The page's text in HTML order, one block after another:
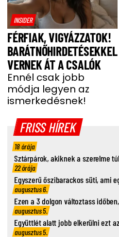
INSIDER
FÉRFIAK, VIGYÁZZATOK!
BARÁTNŐHIRDETÉSEKKEL
VERNEK ÁT A CSALÓK
Ennél csak jobb
módja legyen az
ismerkedésnek!
FRISS HÍREK
18 órája
Sztárpárok, akiknek a szerelme
22 órája
Egyszerű őszibarackos süti, ami
augusztus 6.
Ezen a 3 dolgon változtass
augusztus 5.
Együttlét alatt jobb elkerülni ezt
augusztus 5.